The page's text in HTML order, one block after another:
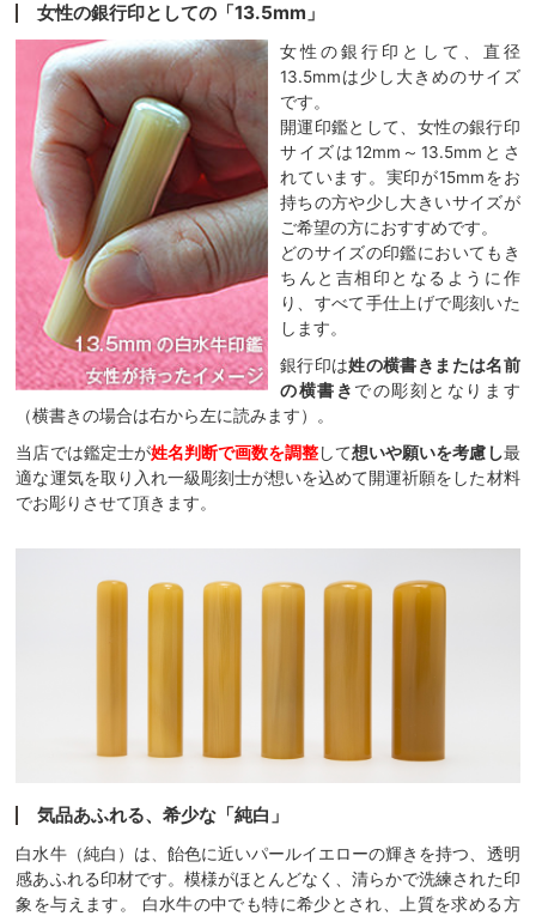
女性の銀行印としての「13.5mm」
女性の銀行印として、直径
13.5mmは少し大きめのサイズ
です。
開運印鑑として、女性の銀行印
サイズは12mm～13.5mmとさ
れています。実印が15mmをお
持ちの方や少し大きいサイズが
ご希望の方におすすめです。
どのサイズの印鑑においてもき
ちんと吉相印となるように作
り、すべて手仕上げで彫刻いた
します。
銀行印は姓の横書きまたは名前
の横書き での彫刻となります
（横書きの場合は右から左に読みます）。
当店では鑑定士が姓名判断で画数を調整して想いや願いを考慮し最
適な運気を取り入れ一級彫刻士が想いを込めて開運祈願をした材料
でお彫りさせて頂きます。
気品あふれる、希少な「純白」
白水牛（純白）は、飴色に近いパールイエローの輝きを持つ、透明
感あふれる印材です。模様がほとんどなく、清らかで洗練された印
象を与えます。
白水牛の中でも特に希少とされ、上質を求める方